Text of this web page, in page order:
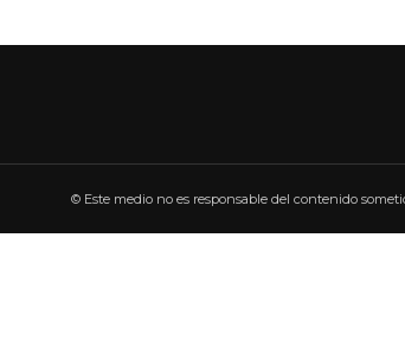
© Este medio no es responsable del contenido